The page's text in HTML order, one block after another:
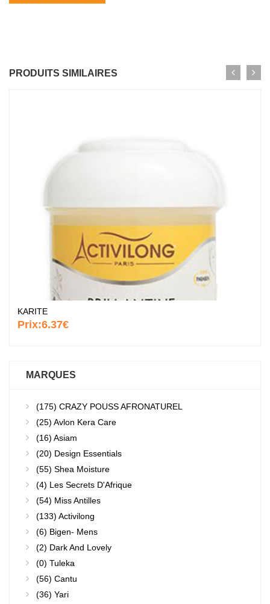
PRODUITS SIMILAIRES
KARITE
Prix:6.37€
MARQUES
(175) CRAZY POUSS AFRONATUREL
(25) Avlon Kera Care
(16) Asiam
(20) Design Essentials
(55) Shea Moisture
(4) Les Secrets D'Afrique
(54) Miss Antilles
(133) Activilong
(6) Bigen- Mens
(2) Dark And Lovely
(0) Tuleka
(56) Cantu
(36) Yari